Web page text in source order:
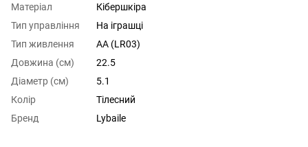
Матеріал
Кібершкіра
Тип управління
На іграшці
Тип живлення
AA (LR03)
Довжина (см)
22.5
Діаметр (см)
5.1
Колір
Тілесний
Бренд
Lybaile